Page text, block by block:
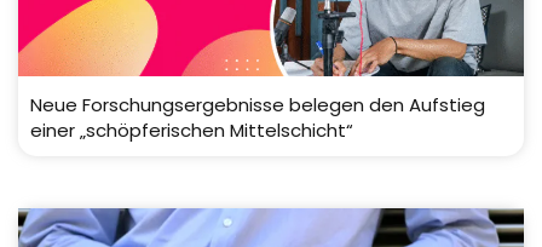
Neue Forschungsergebnisse belegen den Aufstieg
einer „schöpferischen Mittelschicht“